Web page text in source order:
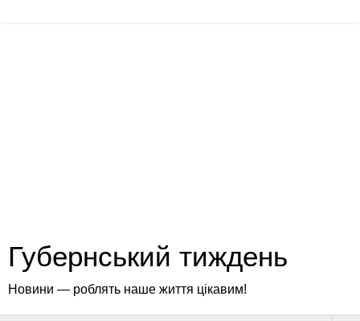
Губернський тиждень
Новини — роблять наше життя цікавим!